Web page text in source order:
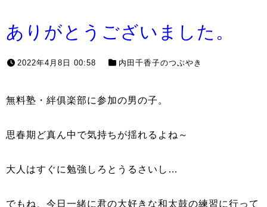
ありがとうございました。
2022年4月8日 00:58 内田千香子のつぶやき
無料塾・絆俱楽部に参加の男の子。
思春期ど真ん中で気持ちが揺れるよね～
大人はすぐに勉強しろとうるさいし…
でもね、今日一緒に君の大好きな和太鼓の練習に行って